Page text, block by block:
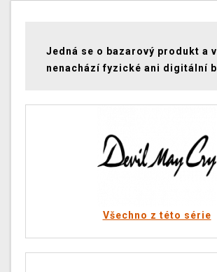
Jedná se o bazarový produkt a
nenachází fyzické ani digitální
Všechno z této série